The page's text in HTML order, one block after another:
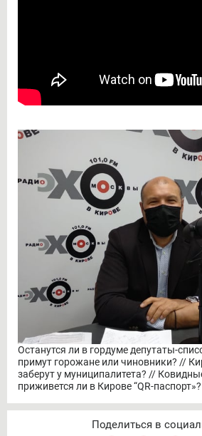
Останутся ли в гордуме депутаты-
примут горожане или чиновники? //
заберут у муниципалитета? //
приживется ли в Кирове “QR-паспорт»?
Поделиться в